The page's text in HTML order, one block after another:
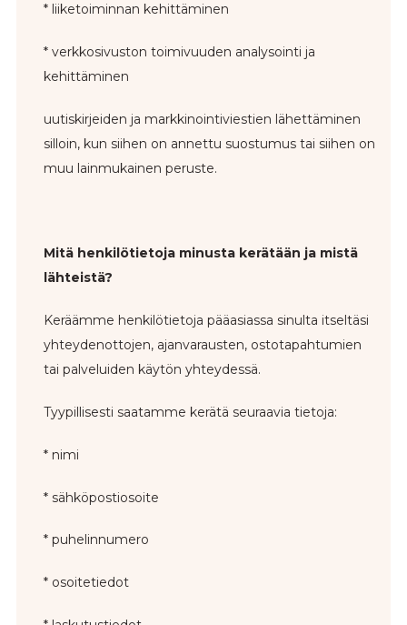
* liiketoiminnan kehittäminen
* verkkosivuston toimivuuden analysointi ja
kehittäminen
uutiskirjeiden ja markkinointiviestien lähettäminen
silloin, kun siihen on annettu suostumus tai siihen on
muu lainmukainen peruste.
Mitä henkilötietoja minusta kerätään ja mistä
lähteistä?
Keräämme henkilötietoja pääasiassa sinulta itseltäsi
yhteydenottojen, ajanvarausten, ostotapahtumien
tai palveluiden käytön yhteydessä.
Tyypillisesti saatamme kerätä seuraavia tietoja:
* nimi
* sähköpostiosoite
* puhelinnumero
* osoitetiedot